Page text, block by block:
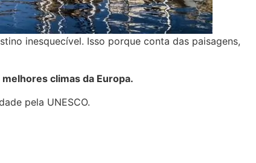
inesquecível. Isso porque conta das paisagens,
climas da Europa.
pela UNESCO.